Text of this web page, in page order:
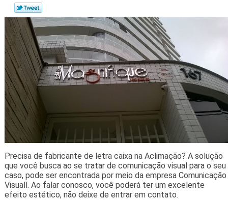
Precisa de fabricante de letra caixa na Aclimação? A solução
que você busca ao se tratar de comunicação visual para o seu
caso, pode ser encontrada por meio da empresa Comunicação
Visuall. Ao falar conosco, você poderá ter um excelente
efeito estético, não deixe de entrar em contato.